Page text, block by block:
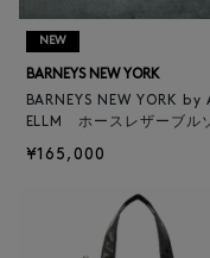
NEW
BARNEYS NEW YORK
BARNEYS NEW YORK by
ELLM ホースレザーブル
¥165,000